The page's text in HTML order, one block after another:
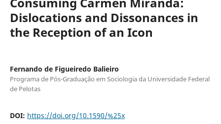
Dislocations and Dissonances in
the Reception of an Icon
Fernando de Figueiredo Balieiro
Programa de Pós-Graduação em Sociologia da Universidade Federal
de Pelotas
DOI: https://doi.org/10.1590/%25x